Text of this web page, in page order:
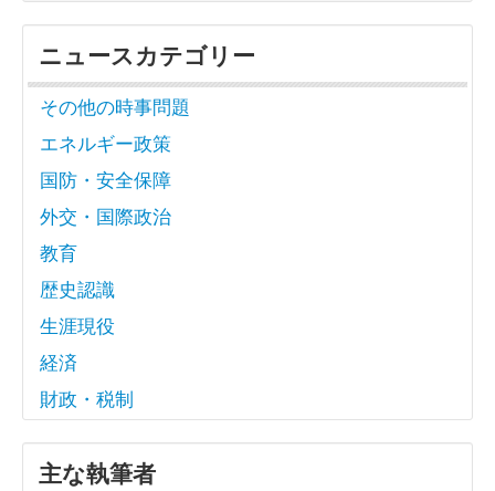
ニュースカテゴリー
その他の時事問題
エネルギー政策
国防・安全保障
外交・国際政治
教育
歴史認識
生涯現役
経済
財政・税制
主な執筆者